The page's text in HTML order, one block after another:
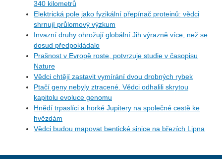
340 kilometrů
Elektrická pole jako fyzikální přepínač proteinů: vědci
shrnují průlomový výzkum
Invazní druhy ohrožují globální Jih výrazně více, než se
dosud předpokládalo
Prašnost v Evropě roste, potvrzuje studie v časopisu
Nature
Vědci chtějí zastavit vymírání dvou drobných rybek
Ptačí geny nebyly ztracené. Vědci odhalili skrytou
kapitolu evoluce genomu
Hnědí trpaslíci a horké Jupitery na společné cestě ke
hvězdám
Vědci budou mapovat bentické sinice na březích Lipna